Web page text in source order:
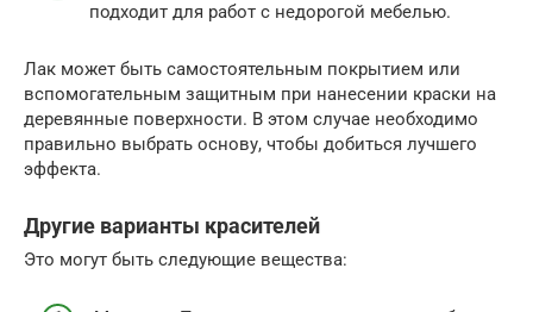
подходит для работ с недорогой мебелью.
Лак может быть самостоятельным покрытием или
вспомогательным защитным при нанесении краски на
деревянные поверхности. В этом случае необходимо
правильно выбрать основу, чтобы добиться лучшего
эффекта.
Другие варианты красителей
Это могут быть следующие вещества: